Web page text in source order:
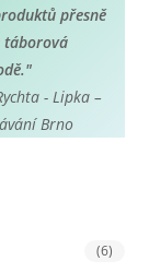
přesně
táborová
- Lipka –
Brno
(6)